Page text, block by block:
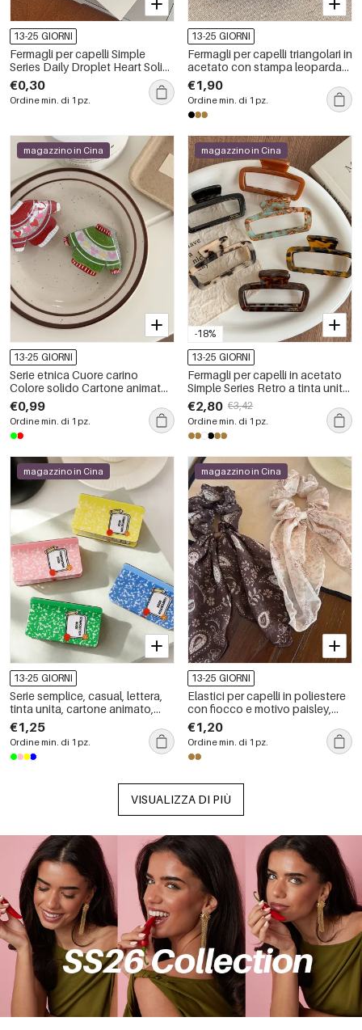
13-25 GIORNI
Fermagli per capelli Simple
Series Daily Droplet Heart Solid
Color Star PU
€0,30
Ordine min. di 1 pz.
13-25 GIORNI
Fermagli per capelli triangolari in
acetato con stampa leopardata
e sfumatura di colore, serie
Simple.
€1,90
Ordine min. di 1 pz.
magazzino in Cina
13-25 GIORNI
Serie etnica Cuore carino
Colore solido Cartone animato
Natale Artigli per capelli in PVC
€0,99
Ordine min. di 1 pz.
-18%
magazzino in Cina
13-25 GIORNI
Fermagli per capelli in acetato
Simple Series Retro a tinta unita
con stampa leopardata sfumata
€2,80 €3,42
Ordine min. di 1 pz.
magazzino in Cina
13-25 GIORNI
Serie semplice, casual, lettera,
tinta unita, cartone animato,
artigli per capelli in PVC
€1,25
Ordine min. di 1 pz.
magazzino in Cina
13-25 GIORNI
Elastici per capelli in poliestere
con fiocco e motivo paisley,
serie Ethnic.
€1,20
Ordine min. di 1 pz.
VISUALIZZA DI PIÙ